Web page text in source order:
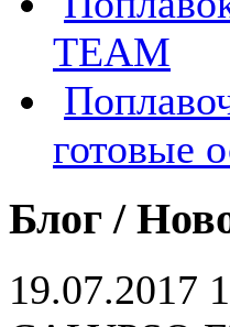
TEAM
готовые
Блог /
19.07.2017